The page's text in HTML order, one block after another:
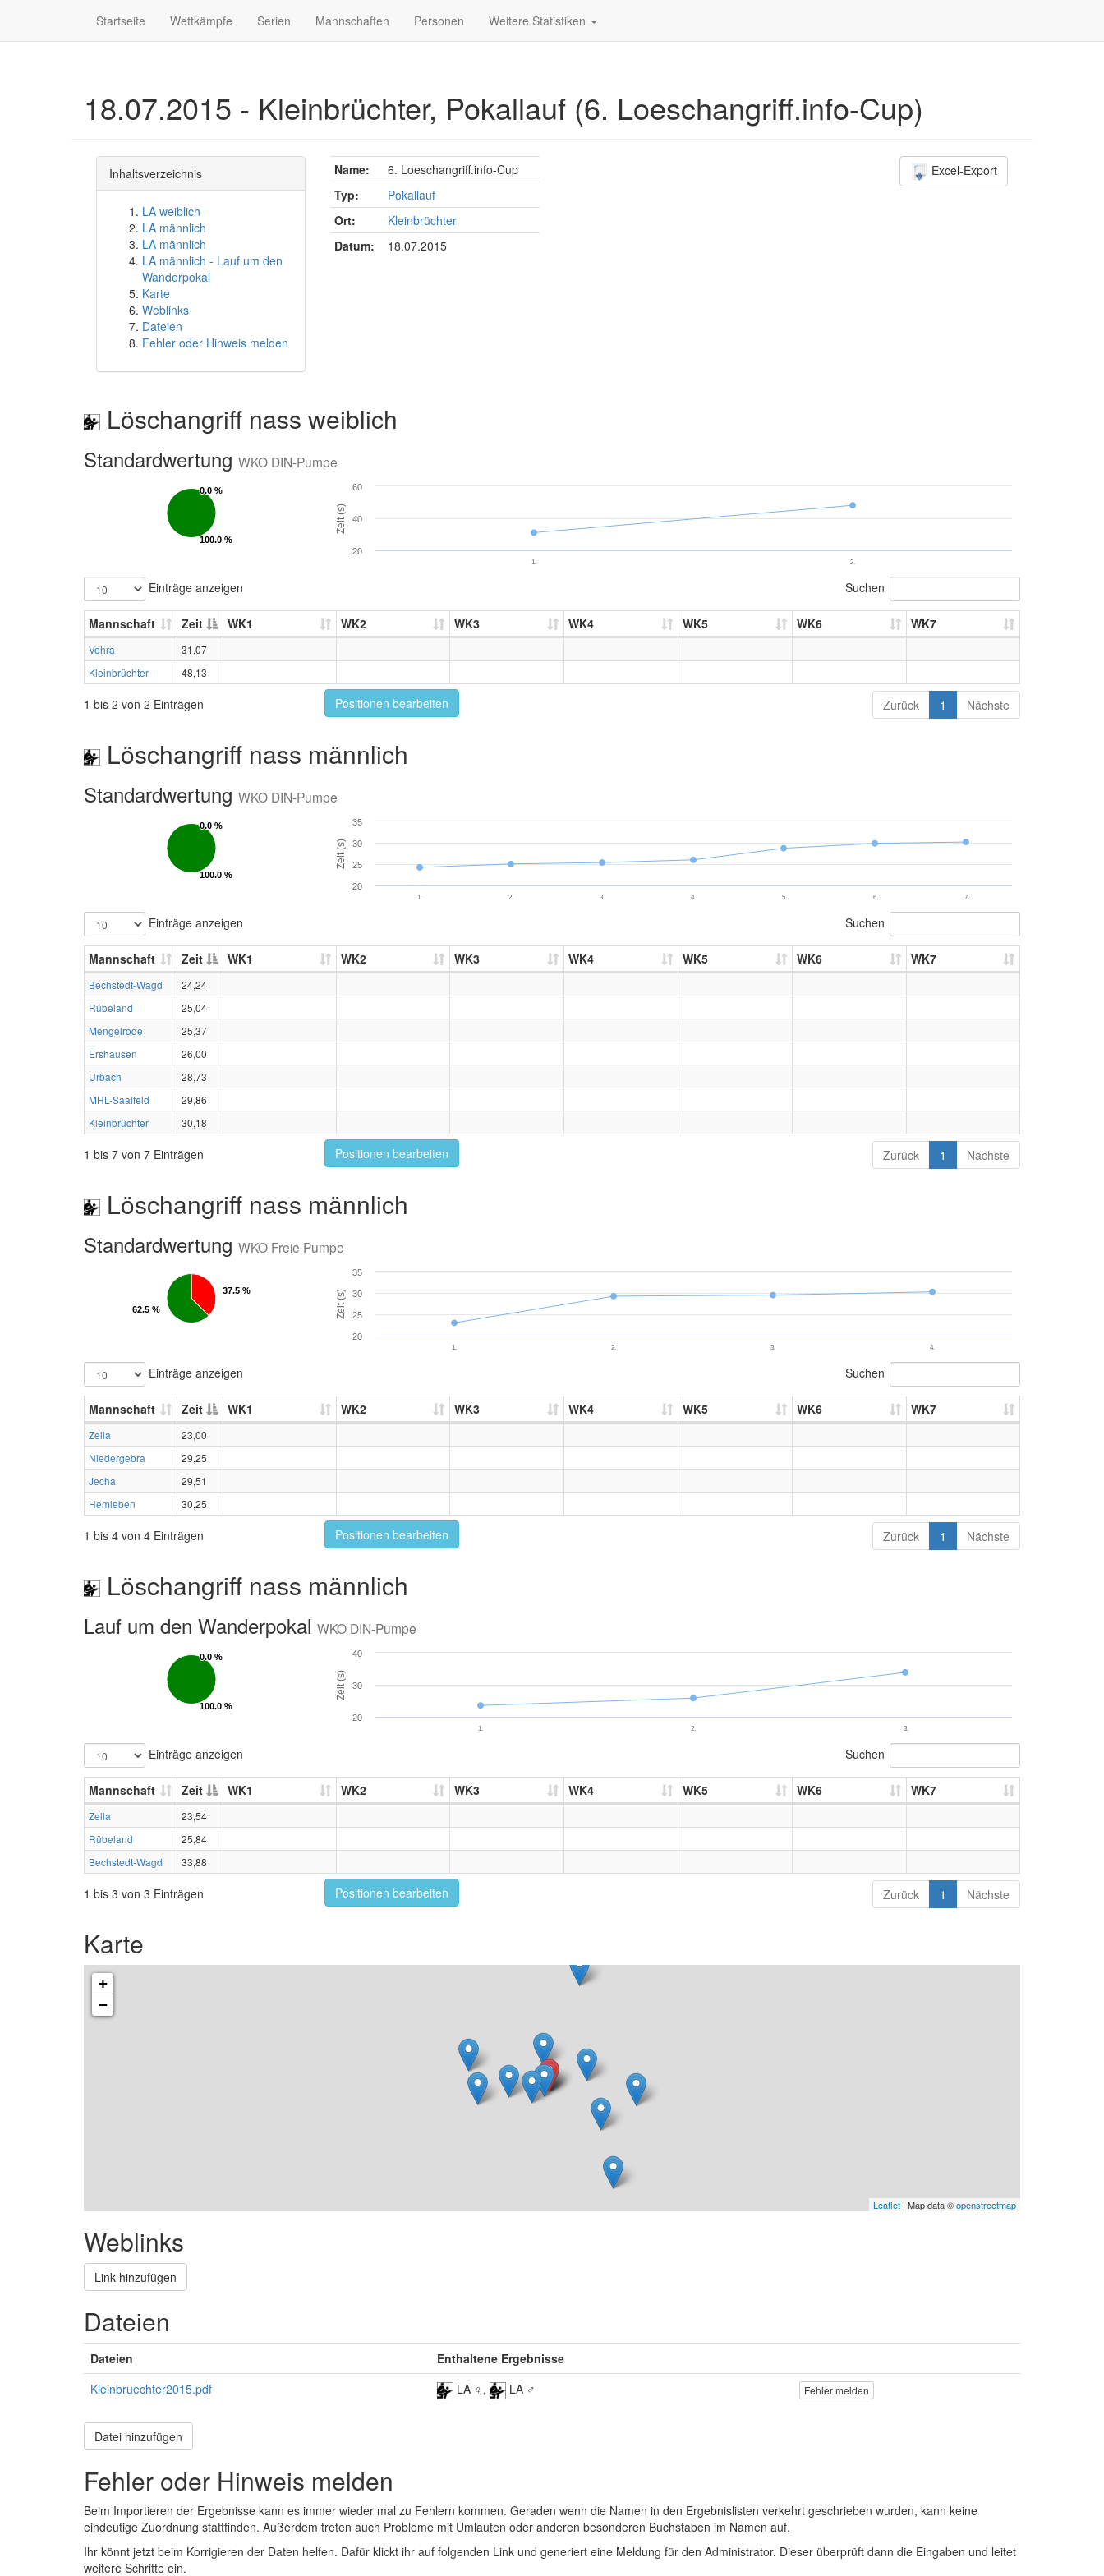
Startseite Wettkämpfe Serien Mannschaften Personen Weitere Statistiken
18.07.2015 - Kleinbrüchter, Pokallauf (6. Loeschangriff.info-Cup)
Inhaltsverzeichnis
LA weiblich
LA männlich
LA männlich
LA männlich - Lauf um den
Wanderpokal
Karte
Weblinks
Dateien
Fehler oder Hinweis melden
Name:
6. Loeschangriff.info-Cup
Typ:
Pokallauf
Ort:
Kleinbrüchter
Datum:
18.07.2015
Excel-Export
Löschangriff nass weiblich
Standardwertung WKO DIN-Pumpe
0.0 %
0.0 %
100.0 %
100.0 %
Zeit (s)
1. 2.
20
40
60
Einträge anzeigen Suchen
Mannschaft Zeit WK1 WK2 WK3 WK4 WK5 WK6 WK7
Vehra
31,07
Kleinbrüchter
48,13
1 bis 2 von 2 Einträgen Positionen bearbeiten Zurück 1 Nächste
Löschangriff nass männlich
Standardwertung WKO DIN-Pumpe
0.0 %
0.0 %
100.0 %
100.0 %
Zeit (s)
1. 2. 3. 4. 5. 6. 7.
20
25
30
35
Einträge anzeigen Suchen
Mannschaft Zeit WK1 WK2 WK3 WK4 WK5 WK6 WK7
Bechstedt-Wagd
24,24
Rübeland
25,04
Mengelrode
25,37
Ershausen
26,00
Urbach
28,73
MHL-Saalfeld
29,86
Kleinbrüchter
30,18
1 bis 7 von 7 Einträgen Positionen bearbeiten Zurück 1 Nächste
Löschangriff nass männlich
Standardwertung WKO Freie Pumpe
37.5 %
37.5 %
62.5 %
62.5 % Zeit (s)
1. 2. 3. 4.
20
30
25
35
Einträge anzeigen Suchen
Mannschaft Zeit WK1 WK2 WK3 WK4 WK5 WK6 WK7
Zella
23,00
Niedergebra
29,25
Jecha
29,51
Hemleben
30,25
1 bis 4 von 4 Einträgen Positionen bearbeiten Zurück 1 Nächste
Löschangriff nass männlich
Lauf um den Wanderpokal WKO DIN-Pumpe
0.0 %
0.0 %
100.0 %
100.0 %
Zeit (s)
1. 2. 3.
20
30
40
Einträge anzeigen Suchen
Mannschaft Zeit WK1 WK2 WK3 WK4 WK5 WK6 WK7
Zella
23,54
Rübeland
25,84
Bechstedt-Wagd
33,88
1 bis 3 von 3 Einträgen Positionen bearbeiten Zurück 1 Nächste
Karte
+
−
Leaflet | Map data ©openstreetmap
Weblinks
Link hinzufügen
Dateien
Dateien
Enthaltene Ergebnisse
Kleinbruechter2015.pdf
LA ♀, LA ♂ Fehler melden
Datei hinzufügen
Fehler oder Hinweis melden
Beim Importieren der Ergebnisse kann es immer wieder mal zu Fehlern kommen. Geraden wenn die Namen in den Ergebnislisten verkehrt geschrieben wurden, kann keine
eindeutige Zuordnung stattfinden. Außerdem treten auch Probleme mit Umlauten oder anderen besonderen Buchstaben im Namen auf.
Ihr könnt jetzt beim Korrigieren der Daten helfen. Dafür klickt ihr auf folgenden Link und generiert eine Meldung für den Administrator. Dieser überprüft dann die Eingaben und leitet
weitere Schritte ein.